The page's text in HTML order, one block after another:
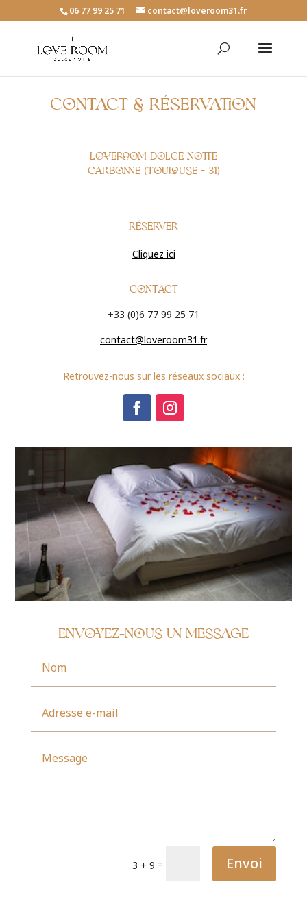
06 77 99 25 71 contact@loveroom31.fr
Contact & Réservation
Loveroom Dolce Notte
Carbonne (Toulouse – 31)
Réserver
Cliquez ici
Contact
+33 (0)6 77 99 25 71
contact@loveroom31.fr
Retrouvez-nous sur les réseaux sociaux :
Envoyez-nous un message
3 + 9 = Envoi